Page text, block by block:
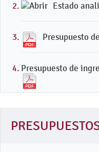
Estado
Presupuesto
Presupuesto de